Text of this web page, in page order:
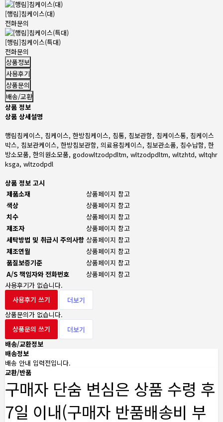
[행림]침케이스(대)
전화문의
[행림]침케이스(특대)
전화문의
상품정보
사용후기
상품문의
배송/교환
상품 정보
상품 상세설명
행림침케이스, 침케이스, 한방침케이스, 침통, 침보관함, 침케이스통, 침케이스
박스, 침보관케이스, 한방침보관함, 의료용침케이스, 침보관소품, 침수납함, 한
방소모품, 한의원소모품, godowltzodpdltm, wltzodpdltm, wltzhtd, wltqhr
ksga, wltzodpdl
상품 정보 고시
제품소재
상품페이지 참고
색상
상품페이지 참고
치수
상품페이지 참고
제조자
상품페이지 참고
세탁방법 및 취급시 주의사항 상품페이지 참고
제조연월
상품페이지 참고
품질보증기준
상품페이지 참고
A/S 책임자와 전화번호
상품페이지 참고
사용후기가 없습니다.
사용후기 쓰기
더보기
상품문의가 없습니다.
상품문의 쓰기
더보기
배송/교환정보
배송정보
배송 안내 입력전입니다.
교환/반품
구매자 단숨 변심은 상품 수령 후
7일 이내(구매자 반품배송비 부